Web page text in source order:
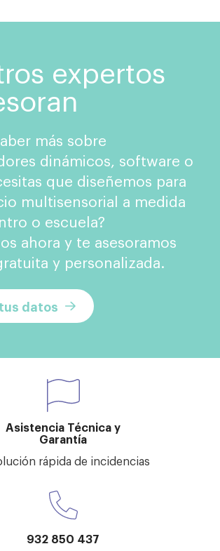
expertos
más sobre
dinámicos, software o
que diseñemos para
multisensorial a medida
o escuela?
ahora y te asesoramos
y personalizada.
datos
Asistencia Técnica y
Garantía
rápida de incidencias
932 850 437